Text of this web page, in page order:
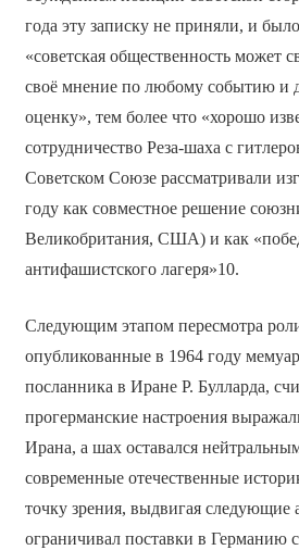
года эту записку не приняли, и
«советская общественность может
своё мнение по любому событию и
оценку», тем более что «хорошо
сотрудничество Реза-шаха с
Советском Союзе рассматривали
году как совместное решение
Великобритания, США) и как
антифашистского лагеря»10.
Следующим этапом пересмотра
опубликованные в 1964 году
посланника в Иране Р. Булларда,
прогерманские настроения
Ирана, а шах оставался
современные отечественные
точку зрения, выдвигая следующие
ограничивал поставки в Германию